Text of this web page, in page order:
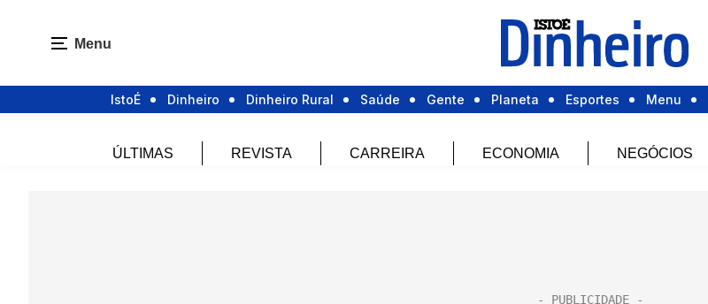
Menu
IstoÉ Dinheiro Dinheiro Rural Saúde Gente Planeta Esportes Menu
ÚLTIMAS REVISTA CARREIRA ECONOMIA NEGÓCIOS